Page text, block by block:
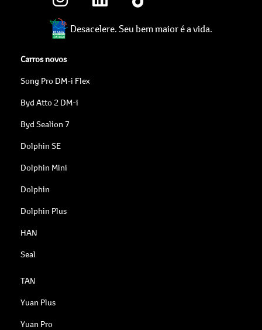
Desacelere. Seu bem maior é a vida.
Carros novos
Song Pro DM-i Flex
Byd Atto 2 DM-i
Byd Sealion 7
Dolphin SE
Dolphin Mini
Dolphin
Dolphin Plus
HAN
Seal
TAN
Yuan Plus
Yuan Pro